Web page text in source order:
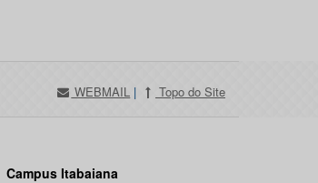
WEBMAIL | Topo do Site
Campus Itabaiana